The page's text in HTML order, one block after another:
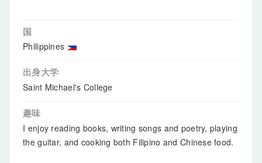
国
Philippines
出身大学
Saint Michael's College
趣味
I enjoy reading books, writing songs and poetry, playing
the guitar, and cooking both Filipino and Chinese food.